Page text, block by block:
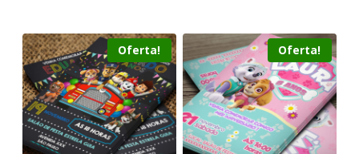
Oferta! Oferta!